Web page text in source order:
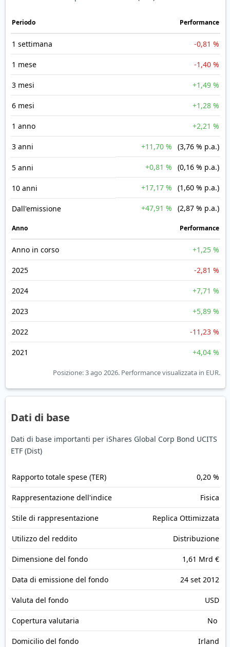
Periodo Performance
1 settimana -0,81 %
1 mese -1,40 %
3 mesi +1,49 %
6 mesi +1,28 %
1 anno +2,21 %
3 anni +11,70 % (3,76 % p.a.)
5 anni +0,81 % (0,16 % p.a.)
10 anni +17,17 % (1,60 % p.a.)
Dall'emissione +47,91 % (2,87 % p.a.)
Anno Performance
Anno in corso +1,25 %
2025 -2,81 %
2024 +7,71 %
2023 +5,89 %
2022 -11,23 %
2021 +4,04 %
Posizione: 3 ago 2026. Performance visualizzata in EUR.
Dati di base
Dati di base importanti per iShares Global Corp Bond UCITS
ETF (Dist)
Rapporto totale spese (TER) 0,20 %
Rappresentazione dell'indice Fisica
Stile di rappresentazione Replica Ottimizzata
Utilizzo del reddito Distribuzione
Dimensione del fondo 1,61 Mrd €
Data di emissione del fondo 24 set 2012
Valuta del fondo USD
Copertura valutaria No
Domicilio del fondo Irland